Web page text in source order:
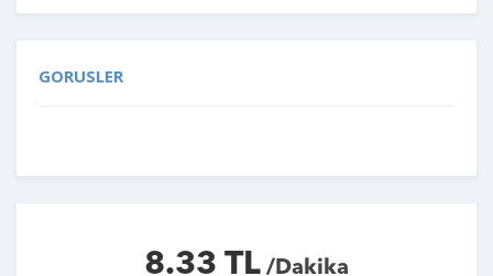
GORUSLER
8.33 TL /Dakika